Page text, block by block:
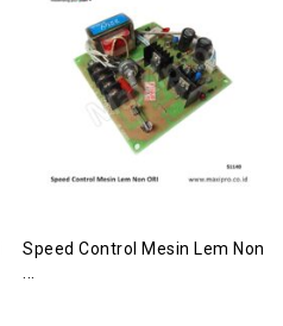
Speed Control Mesin Lem Non